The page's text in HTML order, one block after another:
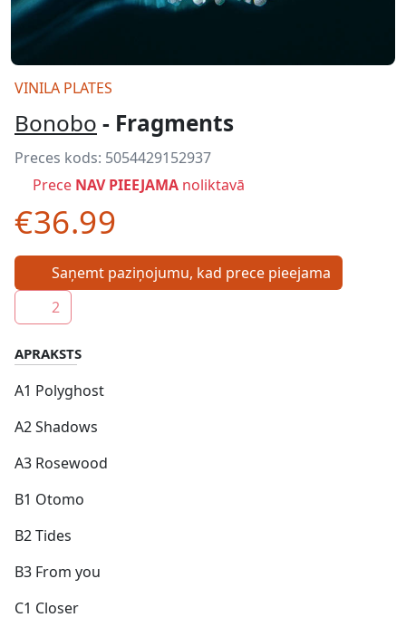
VINILA PLATES
Bonobo - Fragments
Preces kods: 5054429152937
Prece NAV PIEEJAMA noliktavā
€36.99
Saņemt paziņojumu, kad prece pieejama
2
APRAKSTS
A1 Polyghost
A2 Shadows
A3 Rosewood
B1 Otomo
B2 Tides
B3 From you
C1 Closer